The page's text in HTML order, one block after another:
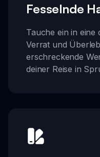
Fesselnde
Tauche ein in eine
Verrat und
erschreckende
deiner Reise in